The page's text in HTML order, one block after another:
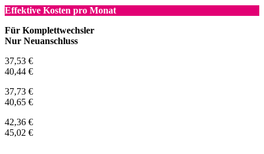
Effektive Kosten pro Monat
Für Komplettwechsler
Nur Neuanschluss
37,53 €
40,44 €
37,73 €
40,65 €
42,36 €
45,02 €